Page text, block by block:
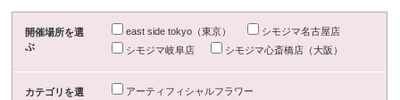
開催場所を選
ぶ
east side tokyo（東京）
シモジマ名古屋店
シモジマ岐阜店
シモジマ心斎橋店（大阪）
カテゴリを選
アーティフィシャルフラワー